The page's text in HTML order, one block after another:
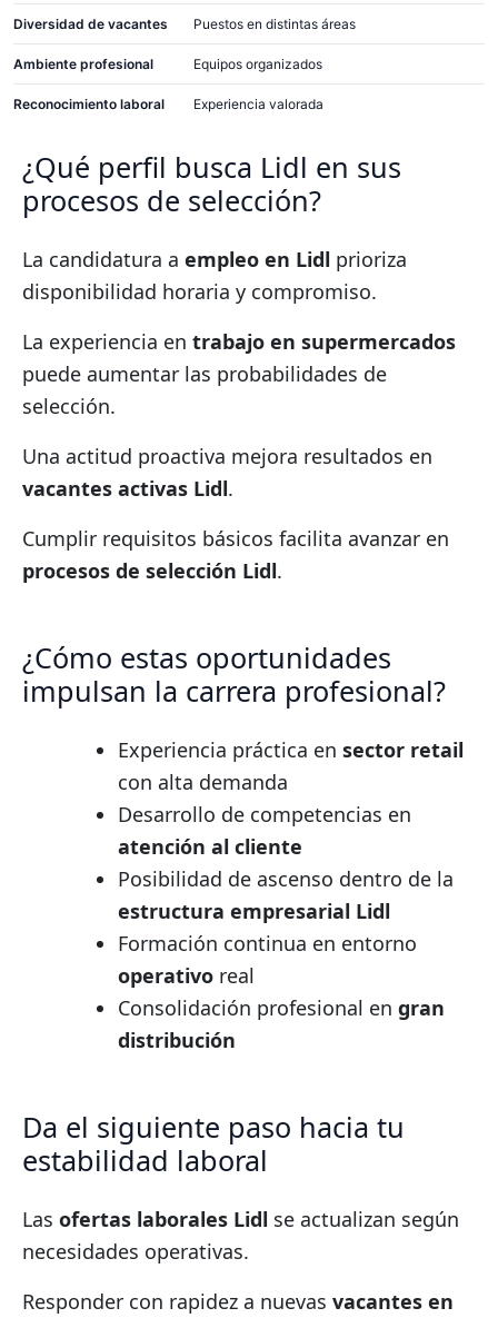
Diversidad de vacantes Puestos en distintas áreas
Ambiente profesional Equipos organizados
Reconocimiento laboral Experiencia valorada
¿Qué perfil busca Lidl en sus
procesos de selección?
La candidatura a empleo en Lidl prioriza
disponibilidad horaria y compromiso.
La experiencia en trabajo en supermercados
puede aumentar las probabilidades de
selección.
Una actitud proactiva mejora resultados en
vacantes activas Lidl.
Cumplir requisitos básicos facilita avanzar en
procesos de selección Lidl.
¿Cómo estas oportunidades
impulsan la carrera profesional?
Experiencia práctica en sector retail
con alta demanda
Desarrollo de competencias en
atención al cliente
Posibilidad de ascenso dentro de la
estructura empresarial Lidl
Formación continua en entorno
operativo real
Consolidación profesional en gran
distribución
Da el siguiente paso hacia tu
estabilidad laboral
Las ofertas laborales Lidl se actualizan según
necesidades operativas.
Responder con rapidez a nuevas vacantes en